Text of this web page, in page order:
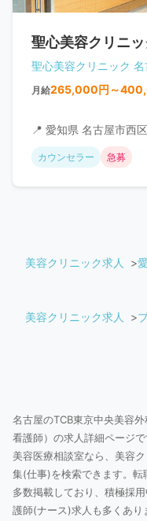
聖心美容クリニ
聖心美容クリニック 名
月給265,000円～
📍 愛知県 名古屋市西区
カウンセラー 急募
美容クリニック求人
美容クリニック求人
名古屋のTCB東京中央美容
看護師）の求人詳細ページで
美容医療相談室なら、美容
集(仕事)を検索できます。
多数掲載しており、積極採
護師(ナース)求人も多くあり